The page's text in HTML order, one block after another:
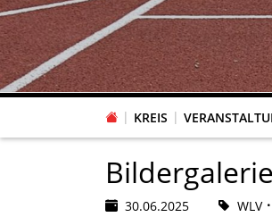
KREIS
30.06.2025 WLV